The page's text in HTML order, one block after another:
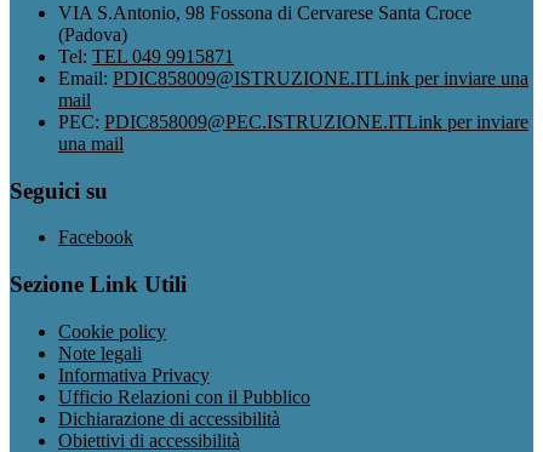
VIA S.Antonio, 98 Fossona di Cervarese Santa Croce
(Padova)
Tel: TEL 049 9915871
Email: PDIC858009@ISTRUZIONE.ITLink per inviare una
mail
PEC: PDIC858009@PEC.ISTRUZIONE.ITLink per inviare
una mail
Seguici su
Facebook
Sezione Link Utili
Cookie policy
Note legali
Informativa Privacy
Ufficio Relazioni con il Pubblico
Dichiarazione di accessibilità
Obiettivi di accessibilità